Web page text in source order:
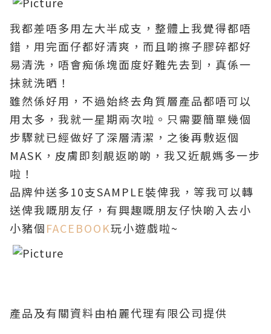
我都差唔多用左大半成支 ，整體上我覺得都唔
錯 ，用完面仔都好清爽 ，而且 啲擦子膠碎都好
易清洗 ， 唔會痴係塊面度好難先去到 ， 真係一
抺就洗晒 ！
雖然係好用，不過始終去角質層產品都唔可以
用太多，我就一星期兩次啦 。只需要簡單幾個
步驟就已經做好了深層清潔，之後再敷返個
MASK ，皮膚即刻靚返啲啲 ，我又近靚媽多一步
啦 ！
品牌仲送多10支SAMPLE裝俾我，等我可以轉
送俾我嘅朋友仔，有興趣嘅朋友仔快啲入去小
小豬個FACEBOOK玩小遊戲啦~
產品及有關資料由柏麗代理有限公司提供